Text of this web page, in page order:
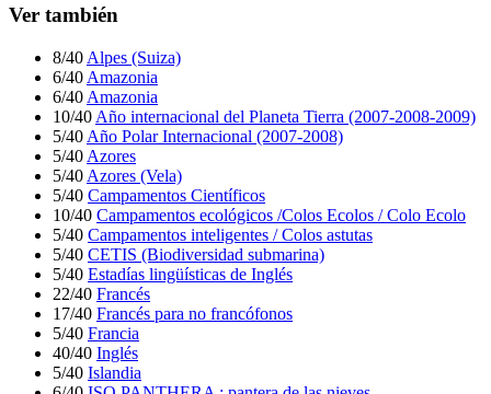
Ver también
8/40 Alpes (Suiza)
6/40 Amazonia
6/40 Amazonia
10/40 Año internacional del Planeta Tierra (2007-2008-2009)
5/40 Año Polar Internacional (2007-2008)
5/40 Azores
5/40 Azores (Vela)
5/40 Campamentos Científicos
10/40 Campamentos ecológicos /Colos Ecolos / Colo Ecolo
5/40 Campamentos inteligentes / Colos astutas
5/40 CETIS (Biodiversidad submarina)
5/40 Estadías lingüísticas de Inglés
22/40 Francés
17/40 Francés para no francófonos
5/40 Francia
40/40 Inglés
5/40 Islandia